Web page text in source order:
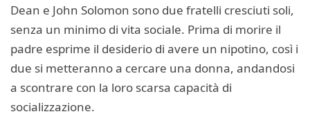
Dean e John Solomon sono due fratelli cresciuti soli,
senza un minimo di vita sociale. Prima di morire il
padre esprime il desiderio di avere un nipotino, così i
due si metteranno a cercare una donna, andandosi
a scontrare con la loro scarsa capacità di
socializzazione.